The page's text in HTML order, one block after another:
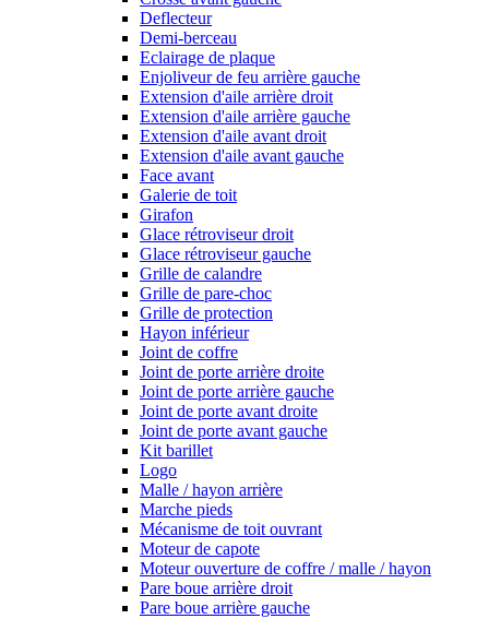
Deflecteur
Demi-berceau
Eclairage de plaque
Enjoliveur de feu arrière gauche
Extension d'aile arrière droit
Extension d'aile arrière gauche
Extension d'aile avant droit
Extension d'aile avant gauche
Face avant
Galerie de toit
Girafon
Glace rétroviseur droit
Glace rétroviseur gauche
Grille de calandre
Grille de pare-choc
Grille de protection
Hayon inférieur
Joint de coffre
Joint de porte arrière droite
Joint de porte arrière gauche
Joint de porte avant droite
Joint de porte avant gauche
Kit barillet
Logo
Malle / hayon arrière
Marche pieds
Mécanisme de toit ouvrant
Moteur de capote
Moteur ouverture de coffre / malle / hayon
Pare boue arrière droit
Pare boue arrière gauche